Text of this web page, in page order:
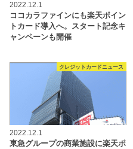
2022.12.1
ココカラファインにも楽天ポイン
トカード導入へ。スタート記念キ
ャンペーンも開催
クレジットカードニュース
2022.12.1
東急グループの商業施設に楽天ポ